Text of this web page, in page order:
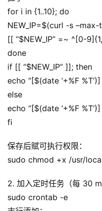
for i in {1..10}; do
NEW_IP=$(curl -s
[[ “$NEW_IP” =~ ^[0-
done
if [[ “$NEW_IP” ]]; then
echo “[$(date ‘+%F
else
echo “[$(date ‘+%F
fi
保存后赋可执行权限：
sudo chmod +x /usr/
2. 加入定时任务（每 30
sudo crontab -e